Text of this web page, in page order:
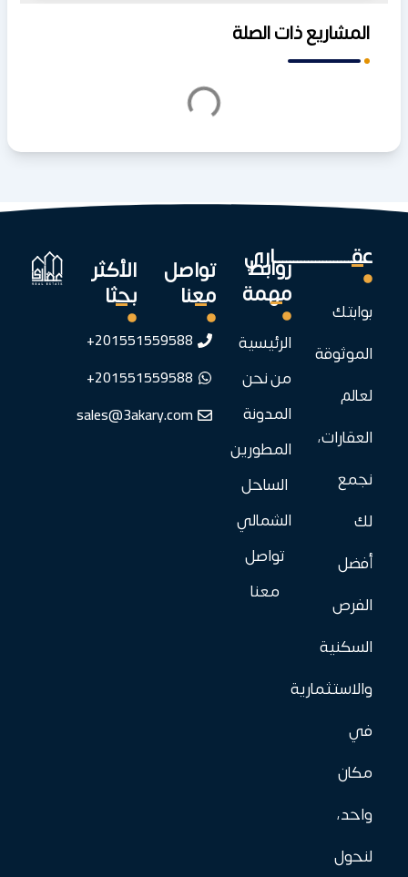
المشاريع ذات الصلة
عقـــــــــــــــــــــاري
بوابتك
الموثوقة
لعالم
العقارات،
نجمع
لك
أفضل
الفرص
السكنية
والاستثمارية
في
مكان
واحد،
لنحول
روابط
مهمة
الرئيسية
من نحن
المدونة
المطورين
الساحل
الشمالي
تواصل
معنا
تواصل
معنا
201551559588+
201551559588+
sales@3akary.com
الأكثر
بحثا